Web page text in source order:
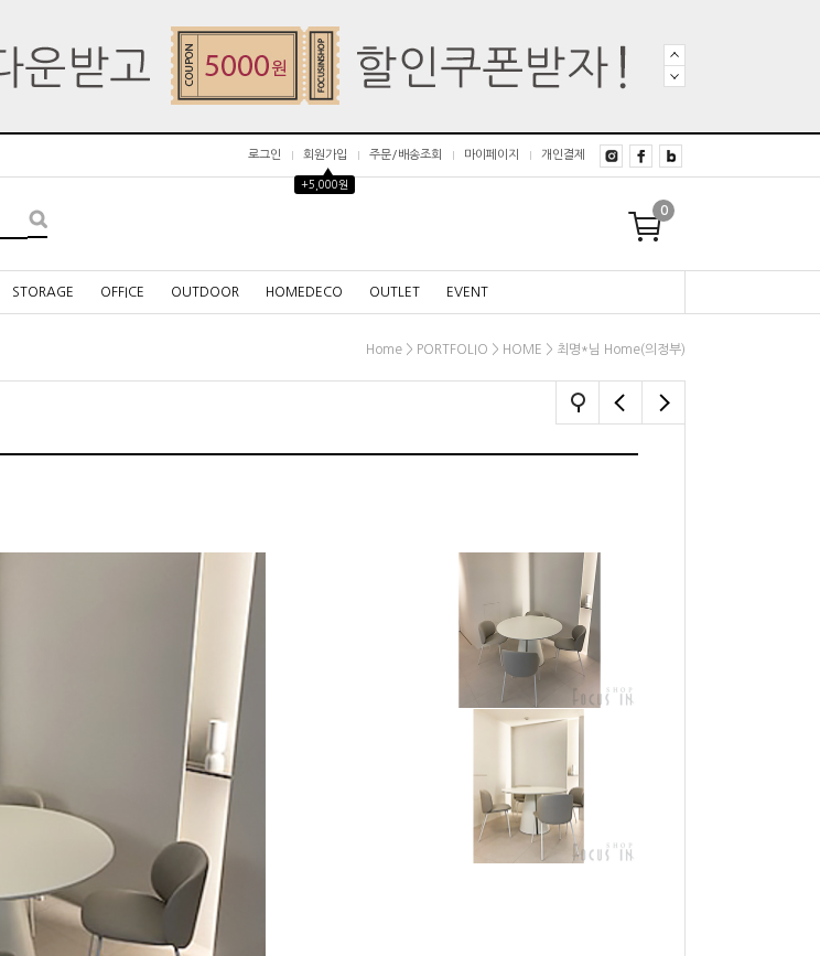
로그인 회원가입
▲
+5,000원
주문/배송조회 마이페이지 개인결제
0
STORAGE OFFICE OUTDOOR HOMEDECO OUTLET EVENT
Home > PORTFOLIO > HOME > 최명*님 Home(의정부)